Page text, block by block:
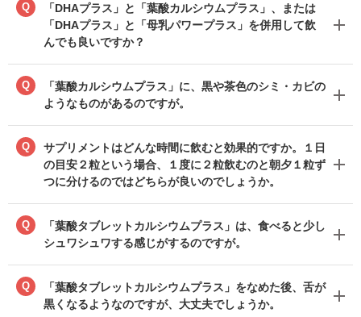
Q
「DHAプラス」と「葉酸カルシウムプラス」、または
「DHAプラス」と「母乳パワープラス」を併用して飲
んでも良いですか？
Q
「葉酸カルシウムプラス」に、黒や茶色のシミ・カビの
ようなものがあるのですが。
Q
サプリメントはどんな時間に飲むと効果的ですか。１日
の目安２粒という場合、１度に２粒飲むのと朝夕１粒ず
つに分けるのではどちらが良いのでしょうか。
Q
「葉酸タブレットカルシウムプラス」は、食べると少し
シュワシュワする感じがするのですが。
Q
「葉酸タブレットカルシウムプラス」をなめた後、舌が
黒くなるようなのですが、大丈夫でしょうか。